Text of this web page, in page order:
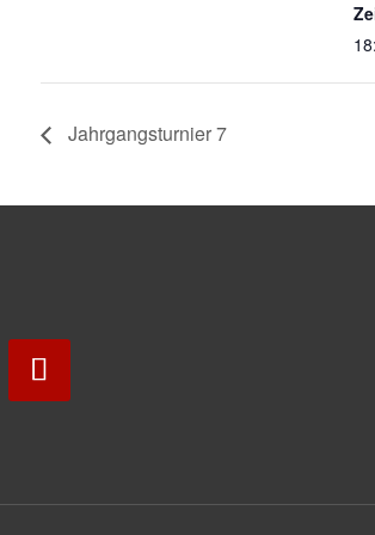
Jahrgangsturnier 7